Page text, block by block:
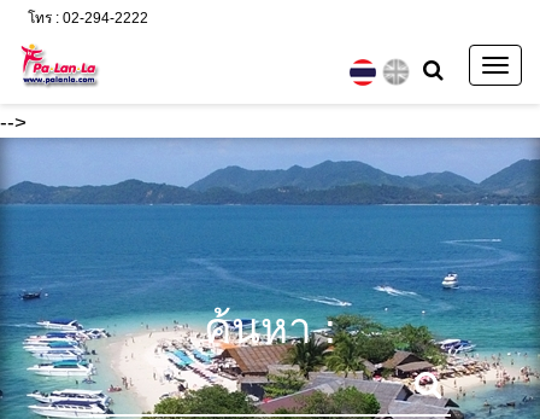
-->
โทร : 02-294-2222
ค้นหา :